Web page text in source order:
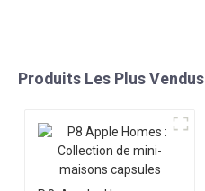
Produits Les Plus Vendus